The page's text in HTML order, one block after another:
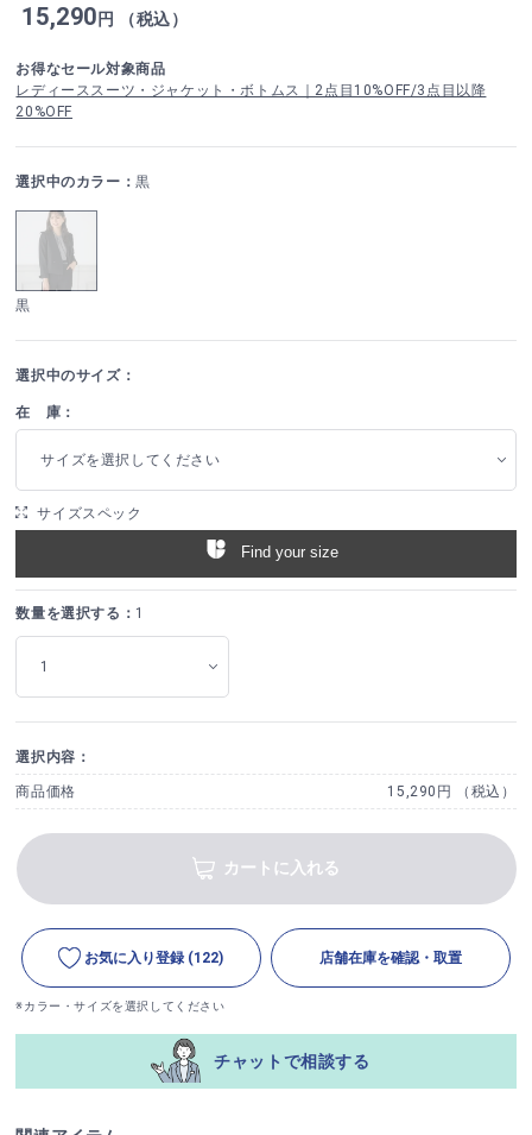
15,290円 （税込）
お得なセール対象商品
レディーススーツ・ジャケット・ボトムス｜2点目10%OFF/3点目以降
20%OFF
選択中のカラー：黒
黒
選択中のサイズ：
在 庫：
サイズを選択してください
サイズスペック
Find your size
数量を選択する： 1
選択内容：
商品価格 15,290円 （税込）
カートに入れる
お気に入り登録 (122) 店舗在庫を確認・取置
※カラー・サイズを選択してください
チャットで相談する